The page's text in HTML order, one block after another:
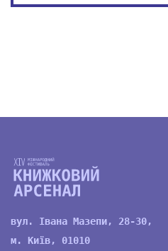
вул. Івана Мазепи, 28-30,
м. Київ, 01010